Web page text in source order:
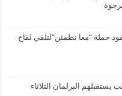
حملة “معا نطمئن”لتلقي لقاح
أول 100 نائب يستقبلهم البرلمان الثلاثاء